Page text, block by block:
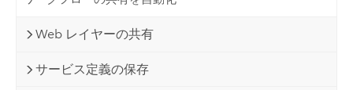
Web レイヤーの共有
サービス定義の保存